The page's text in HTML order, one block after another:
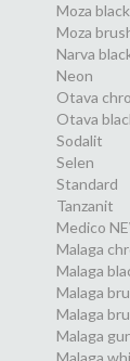
Moza black
Moza
Narva
Neon
Otava
Otava
Sodalit
Selen
Standard
Tanzanit
Medico
Malaga
Malaga
Malaga
Malaga
Malaga